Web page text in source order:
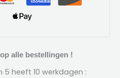
alle bestellingen !
heeft 10 werkdagen :